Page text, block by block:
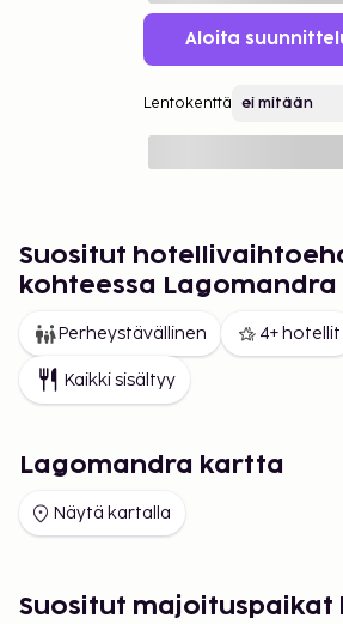
Aloita
Lentokenttä
Suositut
kohteessa Lagomandra
Perheystävällinen 4+ hotellit
Kaikki sisältyy
Lagomandra kartta
Näytä kartalla
Suositut majoituspaikat